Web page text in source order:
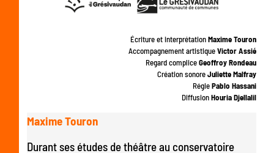
Écriture et interprétationMaxime Touron
Accompagnement artistiqueVictor Assié
Regard compliceGeoffroy Rondeau
Création sonoreJuliette Malfray
RégiePablo Hassani
DiffusionHouria Djellalil
Maxime Touron
Durant ses études de théâtre au conservatoire